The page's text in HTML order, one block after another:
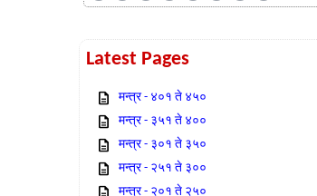
Latest Pages
मन्त्र - ४०१ ते ४५०
मन्त्र - ३५१ ते ४००
मन्त्र - ३०१ ते ३५०
मन्त्र - २५१ ते ३००
मन्त्र - २०१ ते २५०